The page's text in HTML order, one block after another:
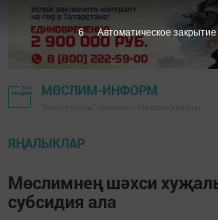
МӨСЛИМ-ИНФОРМ
ЯҢАЛЫКЛАР
Мөслимнең шәхси
субсидия ала
5 Автоматическое